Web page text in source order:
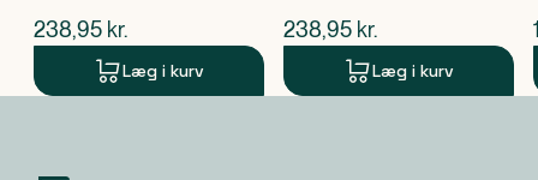
$nuværende pris
238,95 kr.
Læg i kurv
$nuværende pris
238,95 kr.
Læg i kurv